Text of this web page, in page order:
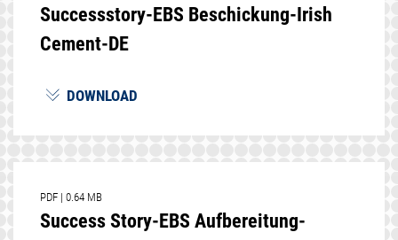
Successstory-EBS Beschickung-Irish
Cement-DE
DOWNLOAD
PDF | 0.64 MB
Success Story-EBS Aufbereitung-